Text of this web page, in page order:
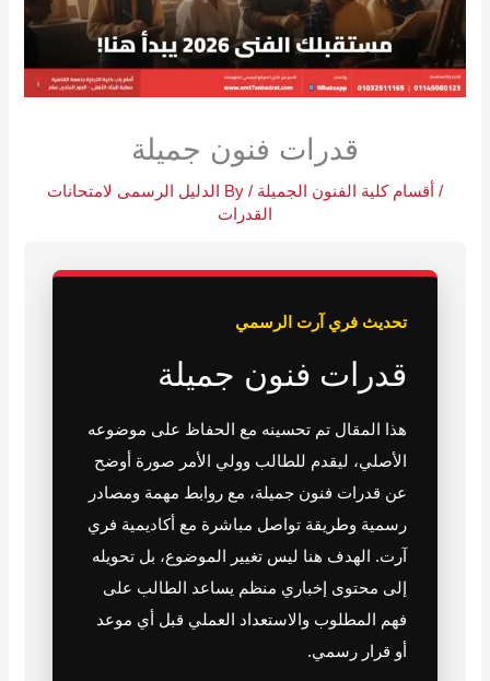
قدرات فنون جميلة
/ أقسام كلية الفنون الجميلة / By
الدليل الرسمى لامتحانات
القدرات
تحديث فري آرت الرسمي
قدرات فنون جميلة
هذا المقال تم تحسينه مع الحفاظ على موضوعه
الأصلي، ليقدم للطالب وولي الأمر صورة أوضح
عن قدرات فنون جميلة، مع روابط مهمة ومصادر
رسمية وطريقة تواصل مباشرة مع أكاديمية فري
آرت. الهدف هنا ليس تغيير الموضوع، بل تحويله
إلى محتوى إخباري منظم يساعد الطالب على
فهم المطلوب والاستعداد العملي قبل أي موعد
أو قرار رسمي.